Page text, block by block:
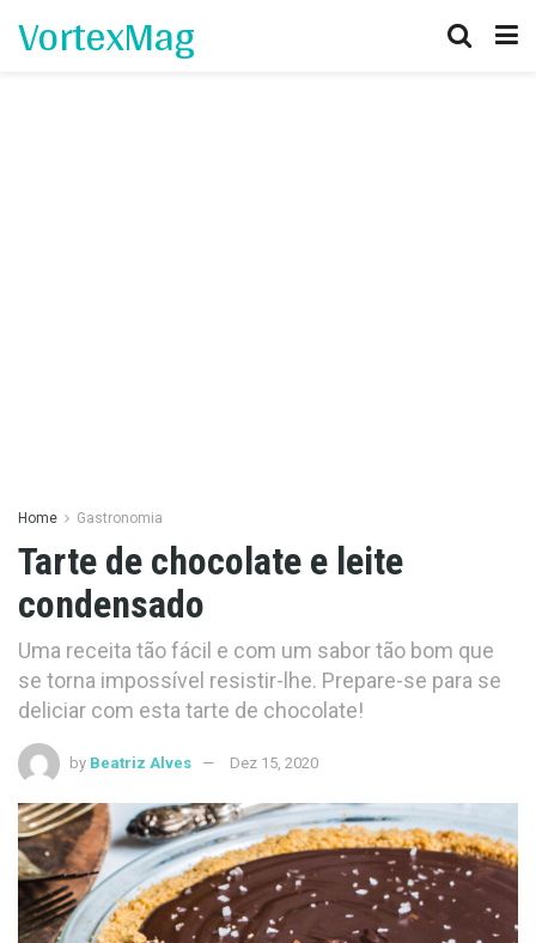
VortexMag
Home Gastronomia
Tarte de chocolate e leite
condensado
Uma receita tão fácil e com um sabor tão bom que
se torna impossível resistir-lhe. Prepare-se para se
deliciar com esta tarte de chocolate!
by Beatriz Alves Dez 15, 2020